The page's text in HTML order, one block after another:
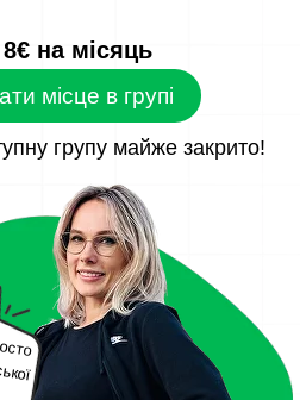
на місяць
місце в групі
групу майже закрито!